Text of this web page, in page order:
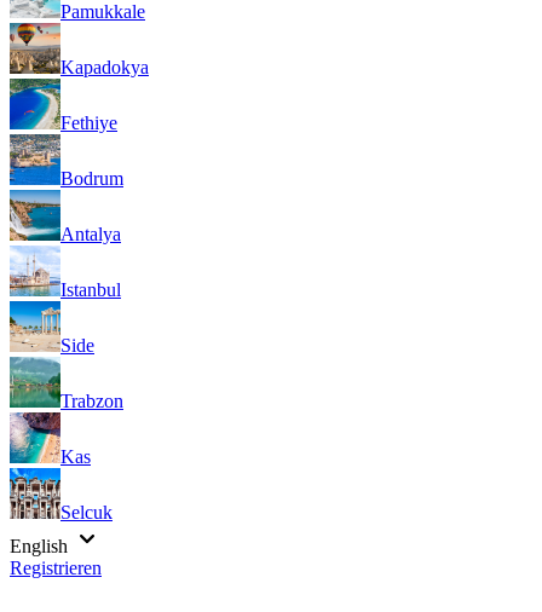
Pamukkale
Kapadokya
Fethiye
Bodrum
Antalya
Istanbul
Side
Trabzon
Kas
Selcuk
English
Registrieren